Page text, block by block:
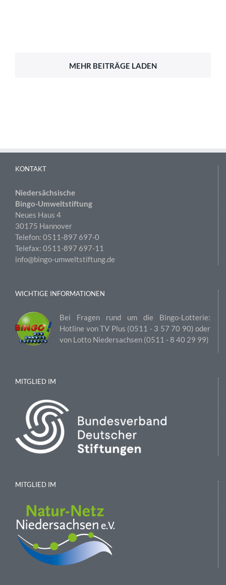
MEHR BEITRÄGE LADEN
KONTAKT
Niedersächsische
Bingo-Umweltstiftung
Neues Haus 4
30175 Hannover
Telefon: 0511-897 697-0
Telefax: 0511-897 697-11
info@bingo-umweltstiftung.de
WICHTIGE INFORMATIONEN
Bei Fragen rund um die Bingo-Lotterie:
Hotline von TV Plus (0511 ‑ 3 57 70 90) oder
von Lotto Niedersachsen (0511 ‑ 8 40 29 99)
MITGLIED IM
MITGLIED IM